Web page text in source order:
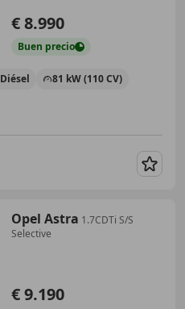
€ 8.990
Buen precio
Diésel 81 kW (110 CV)
Opel Astra 1.7CDTi S/S
Selective
€ 9.190